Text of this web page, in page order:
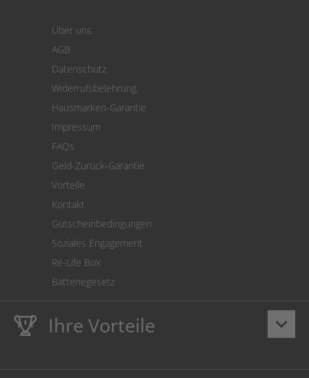
Cookie Einstellungen
Über uns
AGB
Datenschutz
Widerrufsbelehrung
Hausmarken-Garantie
Impressum
FAQs
Geld-Zurück-Garantie
Vorteile
Kontakt
Gutscheinbedingungen
Soziales Engagement
Re-Life Box
Batteriegesetz
keyboard_arrow_down
Ihre Vorteile
LebenslangeHausmarke Garantieauf Toner und Tinte